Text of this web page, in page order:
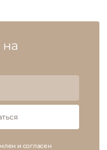
и согласен